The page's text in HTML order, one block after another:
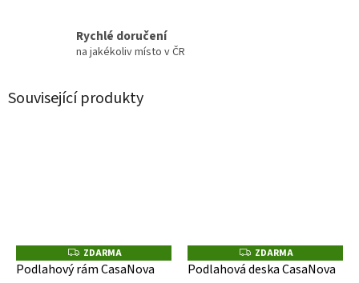
Rychlé doručení
na jakékoliv místo v ČR
Související produkty
Z
D
A
ZDARMA
Podlahový rám CasaNova
Z
D
A
ZDARMA
Podlahová deska CasaNova